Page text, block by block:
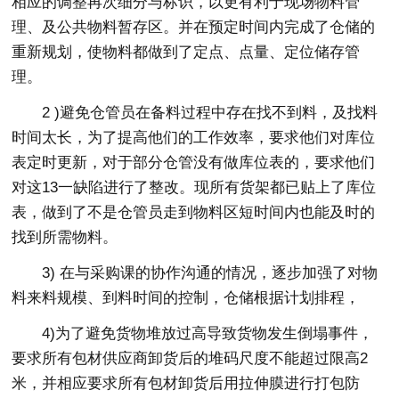
理、及公共物料暂存区。并在预定时间内完成了仓储的
重新规划，使物料都做到了定点、点量、定位储存管
理。
2 )避免仓管员在备料过程中存在找不到料，及找料
时间太长，为了提高他们的工作效率，要求他们对库位
表定时更新，对于部分仓管没有做库位表的，要求他们
对这13一缺陷进行了整改。现所有货架都已贴上了库位
表，做到了不是仓管员走到物料区短时间内也能及时的
找到所需物料。
3) 在与采购课的协作沟通的情况，逐步加强了对物
料来料规模、到料时间的控制，仓储根据计划排程，
4)为了避免货物堆放过高导致货物发生倒塌事件，
要求所有包材供应商卸货后的堆码尺度不能超过限高2
米，并相应要求所有包材卸货后用拉伸膜进行打包防